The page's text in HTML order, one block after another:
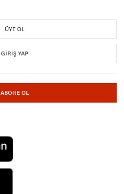
ÜYE OL
GIRIŞ YAP
ABONE OL